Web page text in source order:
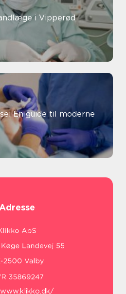
i Vipperød
En guide til moderne
Adresse
www.klikko.dk/